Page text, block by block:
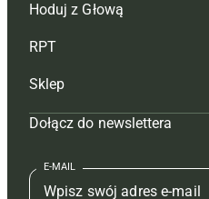
Redakcja
Reklama
Tagi
Mapa serwisu
Kontakt
Hoduj z Głową
Hoduj z głową bydło
Hoduj z głową świnie
Prenumerata
Redakcja
RPT
Redakcja
Prenumerata
Reklama
Sklep
Czasopisma i prenumerata
Książki
Dołącz do newslettera
E-MAIL